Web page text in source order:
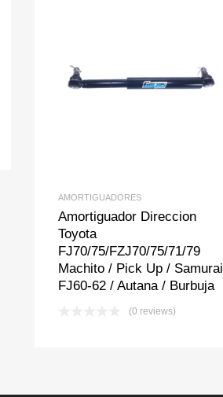
Add to Wishlist
Add to Compare
AMORTIGUADORES
Amortiguador Direccion
Toyota
FJ70/75/FZJ70/75/71/79
Machito / Pick Up / Samurai
FJ60-62 / Autana / Burbuja
(0 reviews)